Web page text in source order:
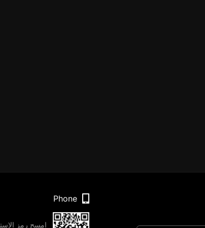
Phone
امسح رمز